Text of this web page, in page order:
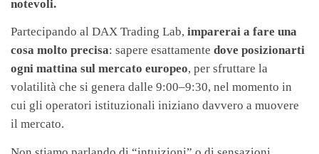
notevoli.
Partecipando al DAX Trading Lab, imparerai a fare una
cosa molto precisa: sapere esattamente dove posizionarti
ogni mattina sul mercato europeo, per sfruttare la
volatilità che si genera dalle 9:00–9:30, nel momento in
cui gli operatori istituzionali iniziano davvero a muovere
il mercato.